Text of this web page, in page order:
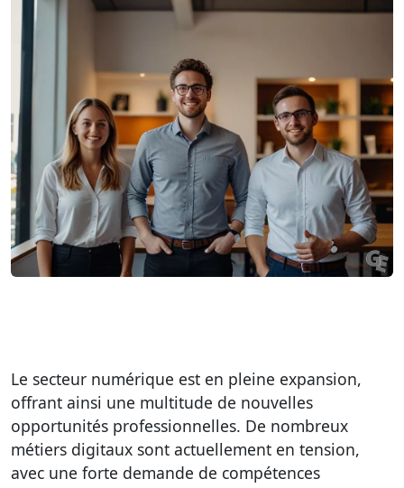
Le secteur numérique est en pleine expansion,
offrant ainsi une multitude de nouvelles
opportunités professionnelles. De nombreux
métiers digitaux sont actuellement en tension,
avec une forte demande de compétences